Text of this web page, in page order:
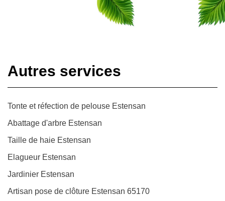
Autres services
Tonte et réfection de pelouse Estensan
Abattage d'arbre Estensan
Taille de haie Estensan
Elagueur Estensan
Jardinier Estensan
Artisan pose de clôture Estensan 65170